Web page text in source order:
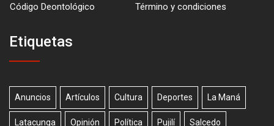
Código Deontológico
Término y condiciones
Etiquetas
Anuncios Artículos Cultura Deportes La Maná
Latacunga Opinión Política Pujilí Salcedo